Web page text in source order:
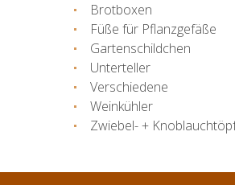
Brotboxen
Füße für Pflanzgefäße
Gartenschildchen
Unterteller
Verschiedene
Weinkühler
Zwiebel- +